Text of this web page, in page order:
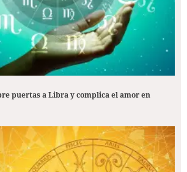
puertas a Libra y complica el amor en